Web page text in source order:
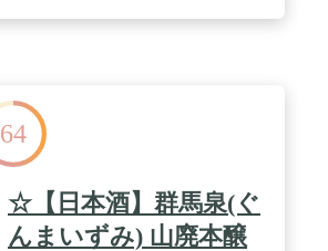
64
☆【日本酒】群馬泉(ぐ
んまいずみ) 山廃本醸